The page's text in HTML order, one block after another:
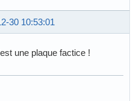
30 10:53:01
une plaque factice !